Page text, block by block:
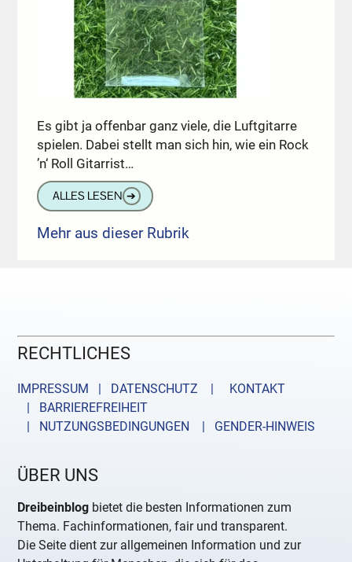
Es gibt ja offenbar ganz viele, die Luftgitarre
spielen. Dabei stellt man sich hin, wie ein Rock
’n‘ Roll Gitarrist…
ALLES LESEN ➔
Mehr aus dieser Rubrik
RECHTLICHES
IMPRESSUM | DATENSCHUTZ |
KONTAKT
| BARRIEREFREIHEIT
| NUTZUNGSBEDINGUNGEN
| GENDER-HINWEIS
ÜBER UNS
Dreibeinblog bietet die besten Informationen zum
Thema. Fachinformationen, fair und transparent.
Die Seite dient zur allgemeinen Information und zur